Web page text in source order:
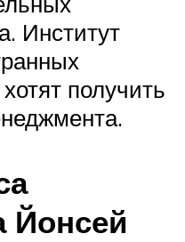
Институт
получить
Йонсей